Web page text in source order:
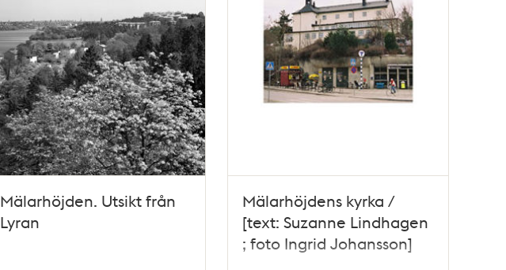
Mälarhöjden. Utsikt från
Lyran
Mälarhöjdens kyrka /
[text: Suzanne Lindhagen
; foto Ingrid Johansson]